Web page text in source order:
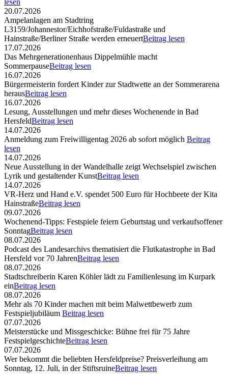
lesen
20.07.2026
Ampelanlagen am Stadtring
L3159/Johannestor/Eichhofstraße/Fuldastraße und
Hainstraße/Berliner Straße werden erneuertBeitrag lesen
17.07.2026
Das Mehrgenerationenhaus Dippelmühle macht
SommerpauseBeitrag lesen
16.07.2026
Bürgermeisterin fordert Kinder zur Stadtwette an der Sommerarena
herausBeitrag lesen
16.07.2026
Lesung, Ausstellungen und mehr dieses Wochenende in Bad
HersfeldBeitrag lesen
14.07.2026
Anmeldung zum Freiwilligentag 2026 ab sofort möglich Beitrag
lesen
14.07.2026
Neue Ausstellung in der Wandelhalle zeigt Wechselspiel zwischen
Lyrik und gestaltender KunstBeitrag lesen
14.07.2026
VR-Herz und Hand e.V. spendet 500 Euro für Hochbeete der Kita
HainstraßeBeitrag lesen
09.07.2026
Wochenend-Tipps: Festspiele feiern Geburtstag und verkaufsoffener
SonntagBeitrag lesen
08.07.2026
Podcast des Landesarchivs thematisiert die Flutkatastrophe in Bad
Hersfeld vor 70 JahrenBeitrag lesen
08.07.2026
Stadtschreiberin Karen Köhler lädt zu Familienlesung im Kurpark
einBeitrag lesen
08.07.2026
Mehr als 70 Kinder machen mit beim Malwettbewerb zum
Festspieljubiläum Beitrag lesen
07.07.2026
Meisterstücke und Missgeschicke: Bühne frei für 75 Jahre
FestspielgeschichteBeitrag lesen
07.07.2026
Wer bekommt die beliebten Hersfeldpreise? Preisverleihung am
Sonntag, 12. Juli, in der StiftsruineBeitrag lesen